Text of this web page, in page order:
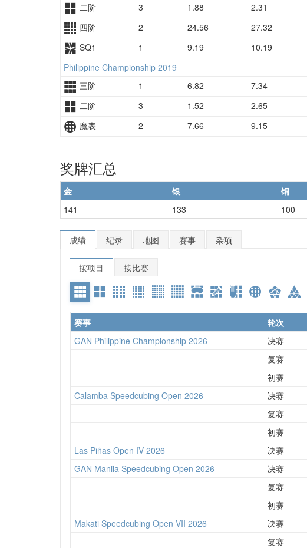
二阶 3 1.88 2.31
四阶 2 24.56 27.32
SQ1 1 9.19 10.19
Philippine Championship 2019
三阶
1 6.82 7.34
二阶 3 1.52 2.65
魔表 2 7.66 9.15
奖牌汇总
金 银
铜
141
133 100
成绩 纪录 地图 赛事 杂项
按项目 按比赛
赛事 轮次
GAN Philippine Championship 2026
决赛
复赛
初赛
Calamba Speedcubing Open 2026 决赛
复赛
初赛
Las Piñas Open IV 2026 决赛
GAN Manila Speedcubing Open 2026 决赛
复赛
初赛
Makati Speedcubing Open VII 2026 决赛
复赛